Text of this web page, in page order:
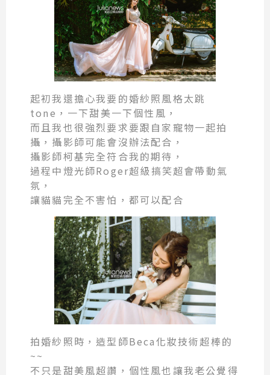
起初我還擔心我要的婚紗照風格太跳
tone，一下甜美一下個性風，
而且我也很強烈要求要跟自家寵物一起拍
攝，攝影師可能會沒辦法配合，
攝影師柯基完全符合我的期待，
過程中燈光師Roger超級搞笑超會帶動氣
氛，
讓貓貓完全不害怕，都可以配合
拍婚紗照時，造型師Beca化妝技術超棒的
~~
不只是甜美風超讚，個性風也讓我老公覺得